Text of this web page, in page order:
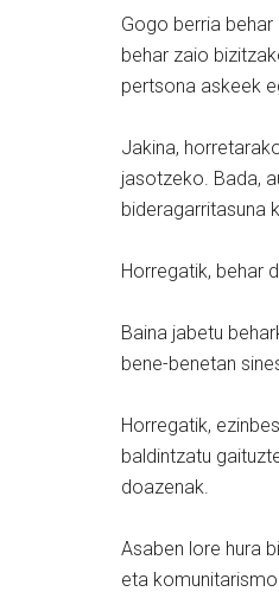
Gogo berria
behar zaio
pertsona askeek
Jakina,
jasotzeko. Bada,
bideragarritasuna
Horregatik, behar
Baina jabetu
bene-benetan
Horregatik,
baldintzatu
doazenak.
Asaben lore hura
eta